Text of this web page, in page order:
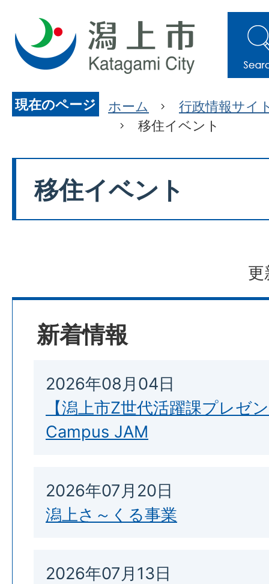
現在のページ ホーム
行政情報サイ
移住イベント
移住イベント
更
新着情報
2026年08月04日
【潟上市Z世代活躍課プレゼ
Campus JAM
2026年07月20日
潟上さ～くる事業
2026年07月13日